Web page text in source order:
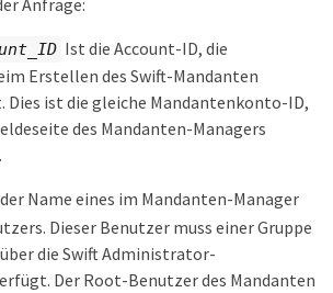
Ist die Account-ID, die
Erstellen des Swift-Mandanten
Dies ist die gleiche Mandantenkonto-ID,
des Mandanten-Managers
Name eines im Mandanten-Manager
Dieser Benutzer muss einer Gruppe
die Swift Administrator-
Der Root-Benutzer des Mandanten